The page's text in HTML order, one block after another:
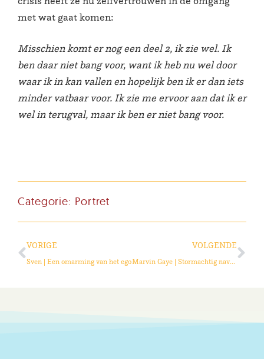
met wat gaat komen:
Misschien komt er nog een deel 2, ik zie wel. Ik
ben daar niet bang voor, want ik heb nu wel door
waar ik in kan vallen en hopelijk ben ik er dan iets
minder vatbaar voor. Ik zie me ervoor aan dat ik er
wel in terugval, maar ik ben er niet bang voor.
Categorie: Portret
VORIGE
Sven | Een omarming van het ego
VOLGENDE
Marvin Gaye | Stormachtig navigeren door onverenigbare verlangens